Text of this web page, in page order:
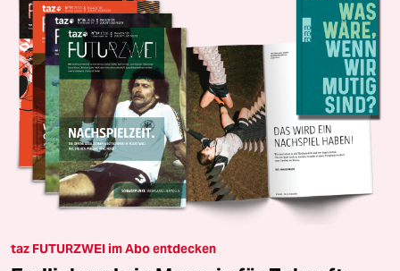
taz FUTURZWEI im Abo entdecken